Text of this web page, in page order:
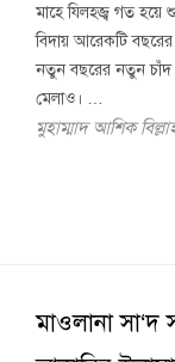
মাহে যিলহজ্ব গত হয়ে
বিদায় আরেকটি বছরের
নতুন বছরের নতুন
মেলাও। …
মুহাম্মাদ আশিক
মাওলানা